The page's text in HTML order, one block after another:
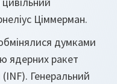
Ціммерман.
думками
ядерних ракет
(INF). Генеральний